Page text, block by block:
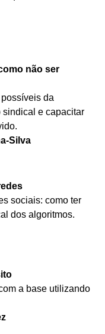
não ser
da
e capacitar
Silva
sociais: como ter
dos algoritmos.
a base utilizando